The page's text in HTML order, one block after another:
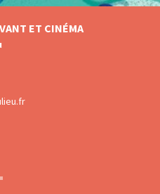
ET CINÉMA